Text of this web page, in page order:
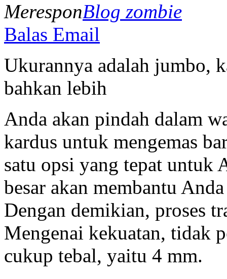
MeresponBlog zombie
Balas Email
Ukurannya adalah jumbo,
bahkan lebih
Anda akan pindah dalam
kardus untuk mengemas
satu opsi yang tepat untuk
besar akan membantu
Dengan demikian, proses
Mengenai kekuatan, tidak
cukup tebal, yaitu 4 mm.